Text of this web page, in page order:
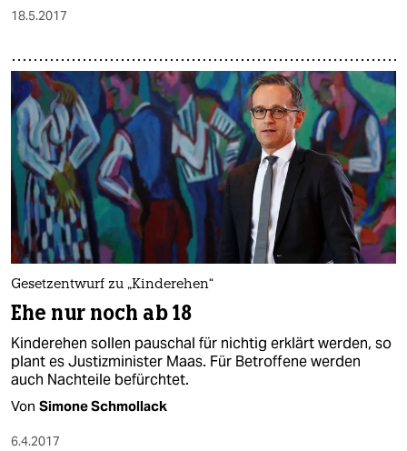
18.5.2017
Gesetzentwurf zu „Kinderehen“
Ehe nur noch ab 18
Kinderehen sollen pauschal für nichtig erklärt werden, so
plant es Justizminister Maas. Für Betroffene werden
auch Nachteile befürchtet.
Von Simone Schmollack
6.4.2017